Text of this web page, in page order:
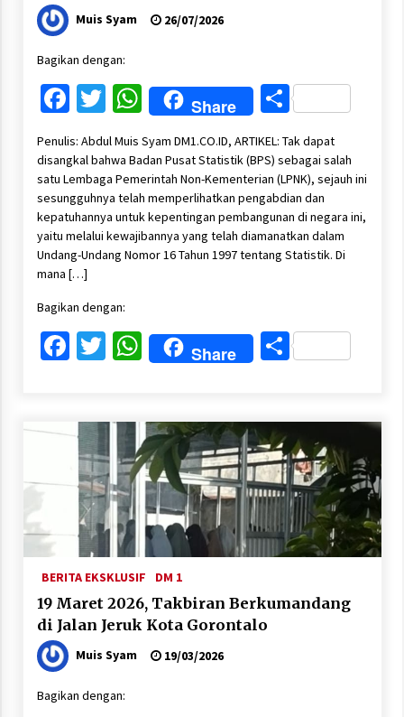
Muis Syam 26/07/2026
Bagikan dengan:
Facebook
Twitter
WhatsApp
Share Share
Penulis: Abdul Muis Syam DM1.CO.ID, ARTIKEL: Tak dapat
disangkal bahwa Badan Pusat Statistik (BPS) sebagai salah
satu Lembaga Pemerintah Non-Kementerian (LPNK), sejauh ini
sesungguhnya telah memperlihatkan pengabdian dan
kepatuhannya untuk kepentingan pembangunan di negara ini,
yaitu melalui kewajibannya yang telah diamanatkan dalam
Undang-Undang Nomor 16 Tahun 1997 tentang Statistik. Di
mana […]
Bagikan dengan:
Facebook
Twitter
WhatsApp
Share Share
BERITA EKSKLUSIF DM 1
19 Maret 2026, Takbiran Berkumandang
di Jalan Jeruk Kota Gorontalo
Muis Syam 19/03/2026
Bagikan dengan: